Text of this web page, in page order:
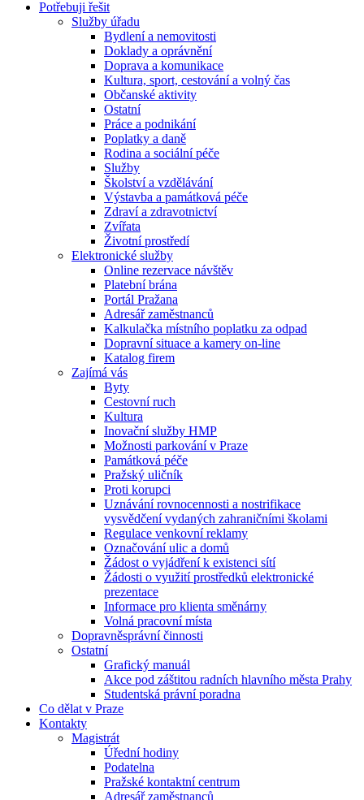
Potřebuji řešit
Služby úřadu
Bydlení a nemovitosti
Doklady a oprávnění
Doprava a komunikace
Kultura, sport, cestování a volný čas
Občanské aktivity
Ostatní
Práce a podnikání
Poplatky a daně
Rodina a sociální péče
Služby
Školství a vzdělávání
Výstavba a památková péče
Zdraví a zdravotnictví
Zvířata
Životní prostředí
Elektronické služby
Online rezervace návštěv
Platební brána
Portál Pražana
Adresář zaměstnanců
Kalkulačka místního poplatku za odpad
Dopravní situace a kamery on-line
Katalog firem
Zajímá vás
Byty
Cestovní ruch
Kultura
Inovační služby HMP
Možnosti parkování v Praze
Památková péče
Pražský uličník
Proti korupci
Uznávání rovnocennosti a nostrifikace
vysvědčení vydaných zahraničními školami
Regulace venkovní reklamy
Označování ulic a domů
Žádost o vyjádření k existenci sítí
Žádosti o využití prostředků elektronické
prezentace
Informace pro klienta směnárny
Volná pracovní místa
Dopravněsprávní činnosti
Ostatní
Grafický manuál
Akce pod záštitou radních hlavního města Prahy
Studentská právní poradna
Co dělat v Praze
Kontakty
Magistrát
Úřední hodiny
Podatelna
Pražské kontaktní centrum
Adresář zaměstnanců